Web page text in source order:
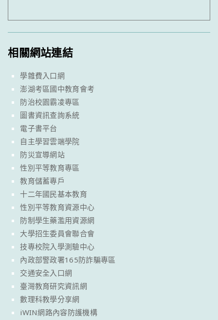
相關網站連結
學雜費入口網
澎湖考區國中教育會考
防治校園霸凌專區
圖書資訊查詢系統
電子書平台
自主學習雲端學院
防災宣導網站
性別平等教育專區
教育儲蓄專戶
十二年國民基本教育
性別平等教育資源中心
防制學生藥濫用資源網
大學招生委員會聯合會
技專校院入學測驗中心
內政部警政署165防詐騙專區
交通安全入口網
臺灣教育研究資訊網
數理科教學分享網
iWIN網路內容防護機構